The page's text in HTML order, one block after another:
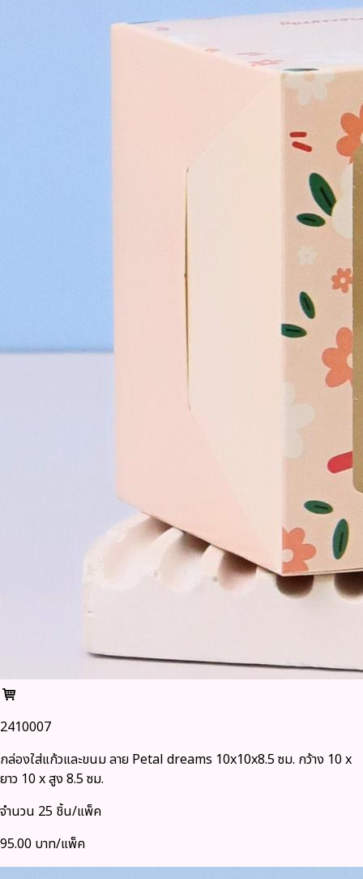
2410007
กล่องใส่แก้วและขนม ลาย Petal dreams 10x10x8.5 ซม. กว้าง 10 x
ยาว 10 x สูง 8.5 ซม.
จำนวน 25 ชิ้น/แพ็ค
95.00 บาท/แพ็ค